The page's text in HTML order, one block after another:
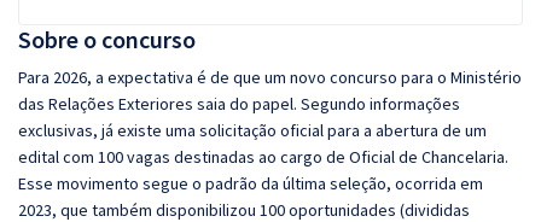
Sobre o concurso
Para 2026, a expectativa é de que um novo concurso para o Ministério
das Relações Exteriores saia do papel. Segundo informações
exclusivas, já existe uma solicitação oficial para a abertura de um
edital com 100 vagas destinadas ao cargo de Oficial de Chancelaria.
Esse movimento segue o padrão da última seleção, ocorrida em
2023, que também disponibilizou 100 oportunidades (divididas